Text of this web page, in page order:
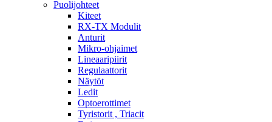
Puolijohteet
Kiteet
RX-TX Modulit
Anturit
Mikro-ohjaimet
Lineaaripiirit
Regulaattorit
Näytöt
Ledit
Optoerottimet
Tyristorit , Triacit